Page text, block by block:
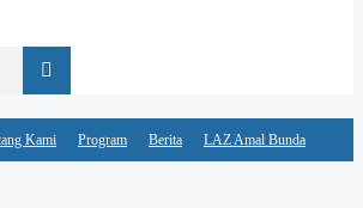
Kami Program Berita LAZ Amal Bunda